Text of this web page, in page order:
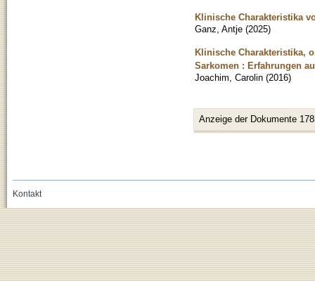
Klinische Charakteristika
Ganz, Antje (2025)
Klinische Charakteristika,
Sarkomen : Erfahrungen
Joachim, Carolin (2016)
Anzeige der Dokumente
Kontakt